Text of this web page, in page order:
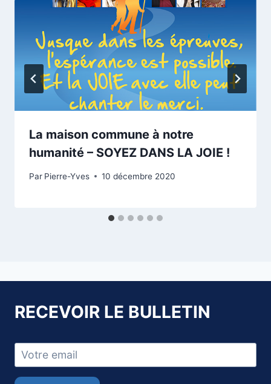
La maison commune à notre
humanité – SOYEZ DANS LA JOIE !
Par Pierre-Yves 10 décembre 2020
RECEVOIR LE BULLETIN